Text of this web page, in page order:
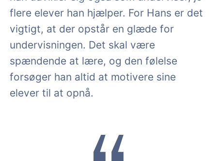
flere elever han hjælper. For Hans er det
vigtigt, at der opstår en glæde for
undervisningen. Det skal være
spændende at lære, og den følelse
forsøger han altid at motivere sine
elever til at opnå.